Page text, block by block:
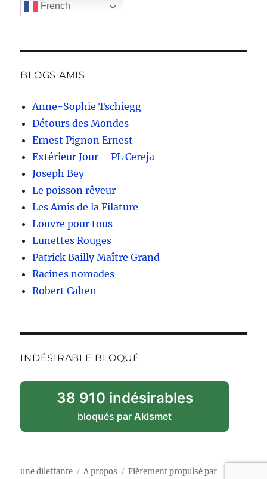
French
BLOGS AMIS
Anne-Sophie Tschiegg
Détours des Mondes
Ernest Pignon Ernest
Extérieur Jour – PL Cereja
Joseph Bey
Le poisson rêveur
Les Amis de la Filature
Louvre pour tous
Lunettes Rouges
Patrick Bailly Maître Grand
Racines nomades
Robert Cahen
INDÉSIRABLE BLOQUÉ
38 910 indésirables
bloqués parAkismet
une dilettante A propos Fièrement propulsé par